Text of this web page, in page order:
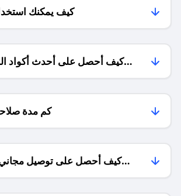
كيف يمكنك
كيف أحصل على أحدث أكواد
كم مدة
كيف أحصل على توصيل